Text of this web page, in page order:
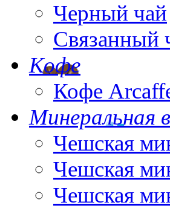
Черный чай
Связанный
Кофе
Кофе
Минеральная
Чешская
Чешская
Чешская